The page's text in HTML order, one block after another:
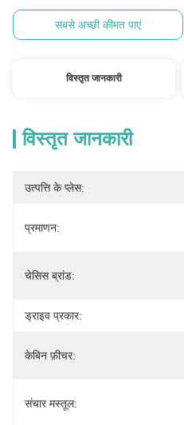
सबसे अच्छी कीमत पाएं
विस्तृत जानकारी
विस्तृत जानकारी
उत्पत्ति के प्लेस:
प्रमाणन:
चेसिस ब्रांड:
ड्राइव प्रकार:
केबिन फ़ीचर:
संचार मस्तूल: